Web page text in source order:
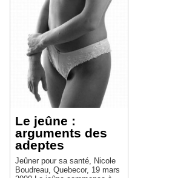
Le jeûne :
arguments des
adeptes
Jeûner pour sa santé, Nicole
Boudreau, Quebecor, 19 mars